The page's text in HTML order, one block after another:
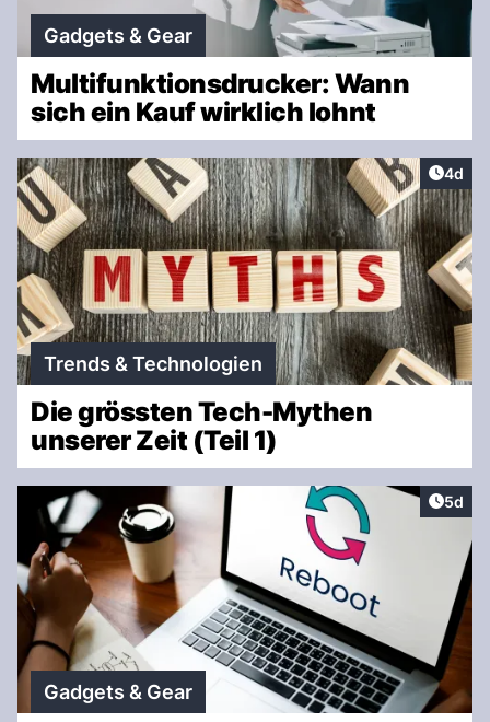
Gadgets & Gear
Multifunktionsdrucker: Wann
sich ein Kauf wirklich lohnt
4d
Trends & Technologien
Die grössten Tech-Mythen
unserer Zeit (Teil 1)
5d
Gadgets & Gear